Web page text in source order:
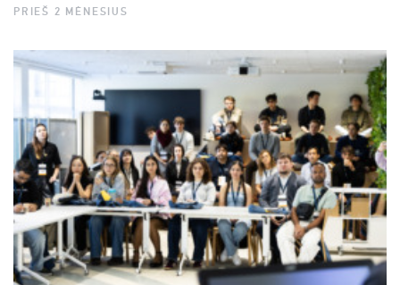
PRIEŠ 2 MĖNESIUS